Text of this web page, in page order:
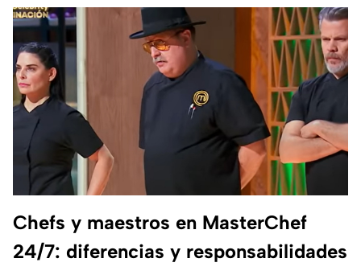
Chefs y maestros en MasterChef
24/7: diferencias y responsabilidades